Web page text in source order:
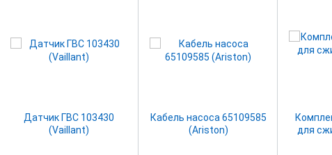
Датчик ГВС 103430
(Vaillant)
Кабель насоса 65109585
(Ariston)
для